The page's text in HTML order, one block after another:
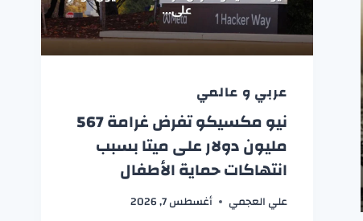
عربي و عالمي
نيو مكسيكو تفرض غرامة 567
مليون دولار على ميتا بسبب
انتهاكات حماية الأطفال
علي العجمي أغسطس 7, 2026